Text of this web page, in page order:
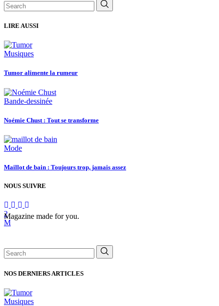
Search
for:
LIRE AUSSI
Musiques
Tumor alimente la rumeur
Bande-dessinée
Noémie Chust : Tout se transforme
Mode
Maillot de bain : Toujours trop, jamais assez
NOUS SUIVRE
Magazine made for you.
Search
for:
NOS DERNIERS ARTICLES
Musiques